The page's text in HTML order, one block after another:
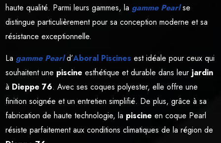
haute qualité. Parmi leurs gammes, lagamme Pearlse
distingue particulièrement pour sa conception moderne et sa
résistance exceptionnelle.
Lagamme Pearld’Aboral Piscines est idéale pour ceux qui
souhaitent une piscine esthétique et durable dans leur jardin
à Dieppe 76. Avec ses coques polyester, elle offre une
finition soignée et un entretien simplifié. De plus, grâce à sa
fabrication de haute technologie, la piscine en coque Pearl
résiste parfaitement aux conditions climatiques de la région de